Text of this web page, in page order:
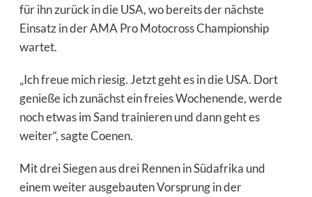
für ihn zurück in die USA, wo bereits der nächste
Einsatz in der AMA Pro Motocross Championship
wartet.
„Ich freue mich riesig. Jetzt geht es in die USA. Dort
genieße ich zunächst ein freies Wochenende, werde
noch etwas im Sand trainieren und dann geht es
weiter“, sagte Coenen.
Mit drei Siegen aus drei Rennen in Südafrika und
einem weiter ausgebauten Vorsprung in der